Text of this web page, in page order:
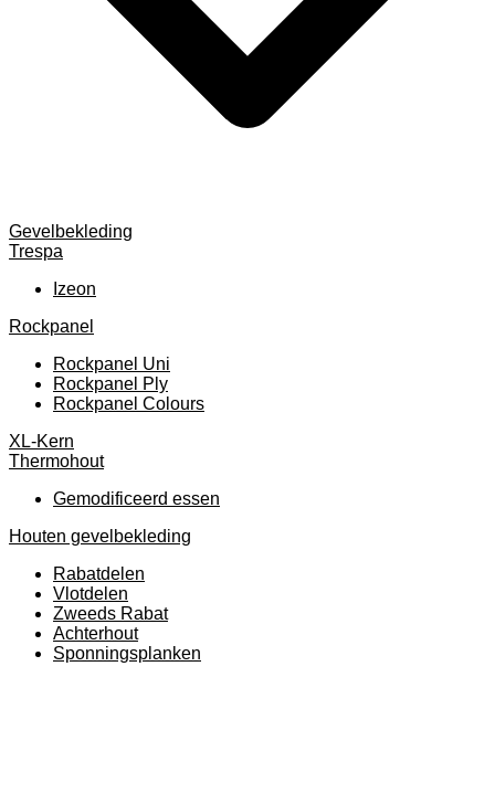
Gevelbekleding
Trespa
Izeon
Rockpanel
Rockpanel Uni
Rockpanel Ply
Rockpanel Colours
XL-Kern
Thermohout
Gemodificeerd essen
Houten gevelbekleding
Rabatdelen
Vlotdelen
Zweeds Rabat
Achterhout
Sponningsplanken